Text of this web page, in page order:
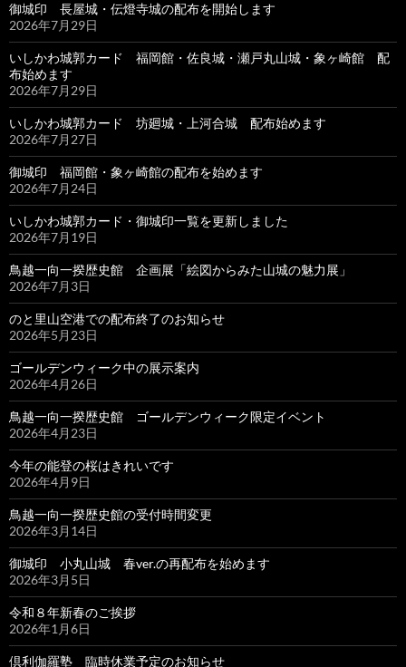
御城印 長屋城・伝燈寺城の配布を開始します
2026年7月29日
いしかわ城郭カード 福岡館・佐良城・瀬戸丸山城・象ヶ崎館 配
布始めます
2026年7月29日
いしかわ城郭カード 坊廻城・上河合城 配布始めます
2026年7月27日
御城印 福岡館・象ヶ崎館の配布を始めます
2026年7月24日
いしかわ城郭カード・御城印一覧を更新しました
2026年7月19日
鳥越一向一揆歴史館 企画展「絵図からみた山城の魅力展」
2026年7月3日
のと里山空港での配布終了のお知らせ
2026年5月23日
ゴールデンウィーク中の展示案内
2026年4月26日
鳥越一向一揆歴史館 ゴールデンウィーク限定イベント
2026年4月23日
今年の能登の桜はきれいです
2026年4月9日
鳥越一向一揆歴史館の受付時間変更
2026年3月14日
御城印 小丸山城 春ver.の再配布を始めます
2026年3月5日
令和８年新春のご挨拶
2026年1月6日
倶利伽羅塾 臨時休業予定のお知らせ